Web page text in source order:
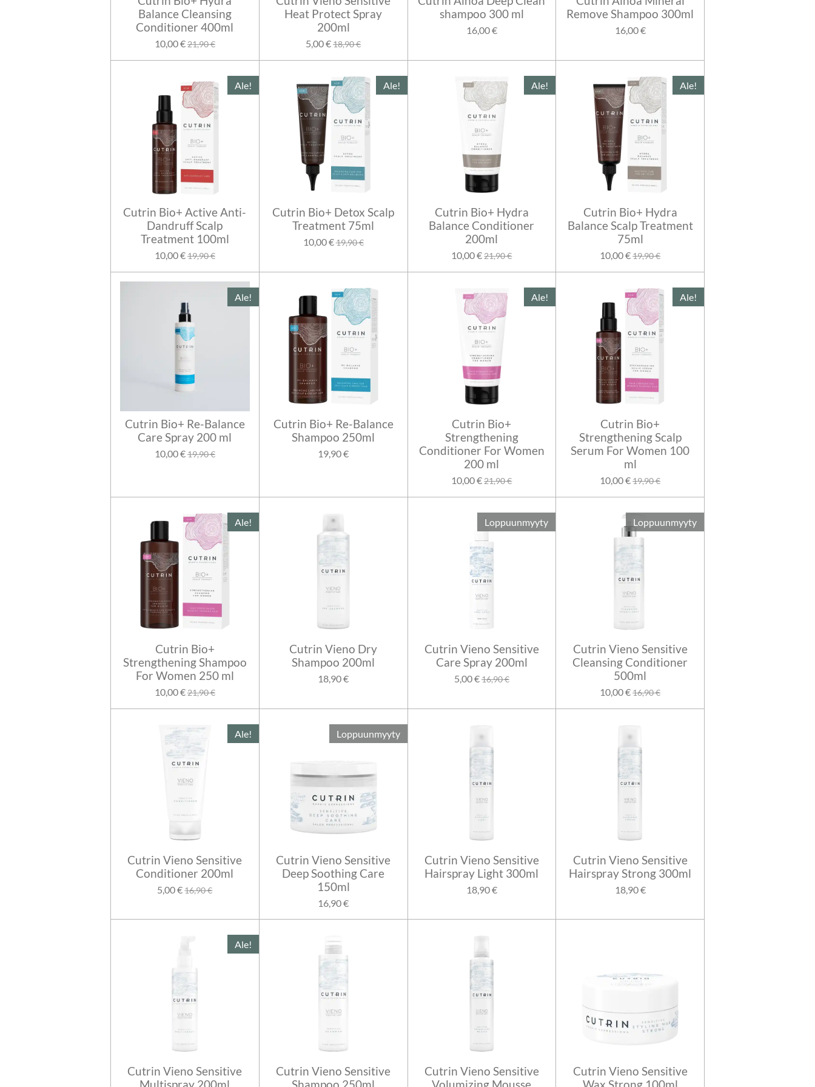
Balance Cleansing
Conditioner 400ml
10,00 €21,90 €
Heat Protect Spray
200ml
5,00 €18,90 €
shampoo 300 ml
16,00 €
Remove Shampoo 300ml
16,00 €
Ale!
Cutrin Bio+ Active Anti-
Dandruff Scalp
Treatment 100ml
10,00 €19,90 €
Ale!
Cutrin Bio+ Detox Scalp
Treatment 75ml
10,00 €19,90 €
Ale!
Cutrin Bio+ Hydra
Balance Conditioner
200ml
10,00 €21,90 €
Ale!
Cutrin Bio+ Hydra
Balance Scalp Treatment
75ml
10,00 €19,90 €
Ale!
Cutrin Bio+ Re-Balance
Care Spray 200 ml
10,00 €19,90 €
Cutrin Bio+ Re-Balance
Shampoo 250ml
19,90 €
Ale!
Cutrin Bio+
Strengthening
Conditioner For Women
200 ml
10,00 €21,90 €
Ale!
Cutrin Bio+
Strengthening Scalp
Serum For Women 100
ml
10,00 €19,90 €
Ale!
Cutrin Bio+
Strengthening Shampoo
For Women 250 ml
10,00 €21,90 €
Cutrin Vieno Dry
Shampoo 200ml
18,90 €
Loppuunmyyty
Cutrin Vieno Sensitive
Care Spray 200ml
5,00 €16,90 €
Loppuunmyyty
Cutrin Vieno Sensitive
Cleansing Conditioner
500ml
10,00 €16,90 €
Ale!
Cutrin Vieno Sensitive
Conditioner 200ml
5,00 €16,90 €
Loppuunmyyty
Cutrin Vieno Sensitive
Deep Soothing Care
150ml
16,90 €
Cutrin Vieno Sensitive
Hairspray Light 300ml
18,90 €
Cutrin Vieno Sensitive
Hairspray Strong 300ml
18,90 €
Ale!
Cutrin Vieno Sensitive
Cutrin Vieno Sensitive
Cutrin Vieno Sensitive
Cutrin Vieno Sensitive